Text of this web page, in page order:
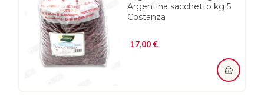
Argentina sacchetto kg 5
Costanza
17,00 €